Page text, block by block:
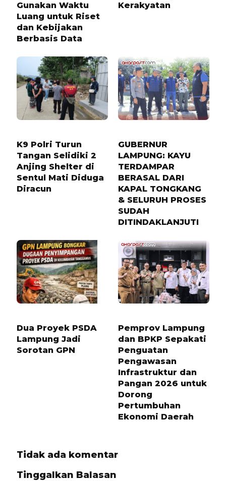
Gunakan Waktu
Luang untuk Riset
dan Kebijakan
Berbasis Data
Kerakyatan
K9 Polri Turun
Tangan Selidiki 2
Anjing Shelter di
Sentul Mati Diduga
Diracun
GUBERNUR
LAMPUNG: KAYU
TERDAMPAR
BERASAL DARI
KAPAL TONGKANG
& SELURUH PROSES
SUDAH
DITINDAKLANJUTI
Dua Proyek PSDA
Lampung Jadi
Sorotan GPN
Pemprov Lampung
dan BPKP Sepakati
Penguatan
Pengawasan
Infrastruktur dan
Pangan 2026 untuk
Dorong
Pertumbuhan
Ekonomi Daerah
Tidak ada komentar
Tinggalkan Balasan